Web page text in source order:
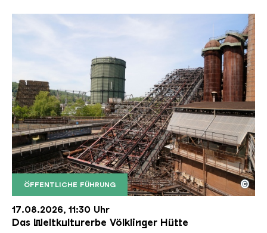
ÖFFENTLICHE FÜHRUNG
Der Erzschrägaufzug der Völklinger Hütte mit
Copyright: Weltkulturerbe Völklinger Hütte | Karl
©
17.08.2026, 11:30 Uhr
Das Weltkulturerbe Völklinger Hütte